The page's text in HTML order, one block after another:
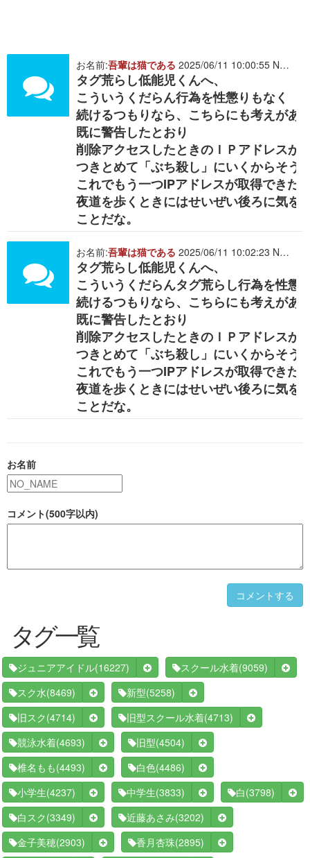
お名前:吾輩は猫である 2025/06/11 10:00:55 NO. 511702
タグ荒らし低能児くんへ、
こういうくだらん行為を性懲りもなく
続けるつもりなら、こちらにも考えがあ
既に警告したとおり
削除アクセスしたときのＩＰアドレスか
つきとめて「ぶち殺し」にいくからそう
これでもう一つIPアドレスが取得できた
夜道を歩くときにはせいぜい後ろに気を
ことだな。
お名前:吾輩は猫である 2025/06/11 10:02:23 NO. 511705
タグ荒らし低能児くんへ、
こういうくだらんタグ荒らし行為を性懲
続けるつもりなら、こちらにも考えがあ
既に警告したとおり
削除アクセスしたときのＩＰアドレスか
つきとめて「ぶち殺し」にいくからそう
これでもう一つIPアドレスが取得できた
夜道を歩くときにはせいぜい後ろに気を
ことだな。
お名前
コメント(500字以内)
コメントする
タグ一覧
ジュニアアイドル(16227) スクール水着(9059)
スク水(8469) 新型(5258)
旧スク (4714) 旧型スクール水着(4713)
競泳水着(4693) 旧型(4504)
椎名もも (4493) 白色(4486)
小学生(4237) 中学生(3833) 白 (3798)
白スク (3349) 近藤あさみ(3202)
金子美穂(2903) 香月杏珠(2895)